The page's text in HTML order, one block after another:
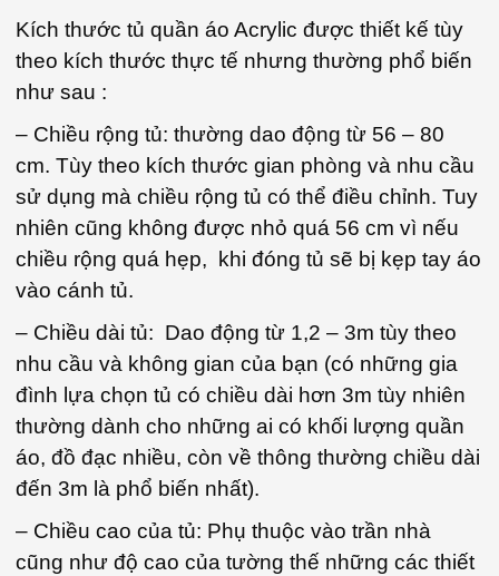
Kích thước tủ quần áo Acrylic được thiết kế tùy
theo kích thước thực tế nhưng thường phổ biến
như sau :
– Chiều rộng tủ: thường dao động từ 56 – 80
cm. Tùy theo kích thước gian phòng và nhu cầu
sử dụng mà chiều rộng tủ có thể điều chỉnh. Tuy
nhiên cũng không được nhỏ quá 56 cm vì nếu
chiều rộng quá hẹp, khi đóng tủ sẽ bị kẹp tay áo
vào cánh tủ.
– Chiều dài tủ: Dao động từ 1,2 – 3m tùy theo
nhu cầu và không gian của bạn (có những gia
đình lựa chọn tủ có chiều dài hơn 3m tùy nhiên
thường dành cho những ai có khối lượng quần
áo, đồ đạc nhiều, còn về thông thường chiều dài
đến 3m là phổ biến nhất).
– Chiều cao của tủ: Phụ thuộc vào trần nhà
cũng như độ cao của tường thế những các thiết